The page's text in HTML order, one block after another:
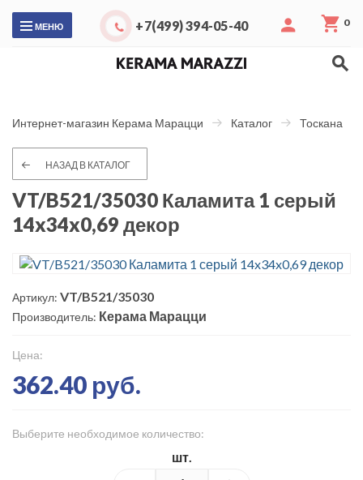
МЕНЮ +7(499) 394-05-40 0
Интернет-магазин Керама Марацци Каталог Тоскана
НАЗАД В КАТАЛОГ
VT/B521/35030 Каламита 1 серый
14x34x0,69 декор
Артикул: VT/B521/35030
Производитель: Керама Марацци
Цена:
362.40 руб.
Выберите необходимое количество:
шт.